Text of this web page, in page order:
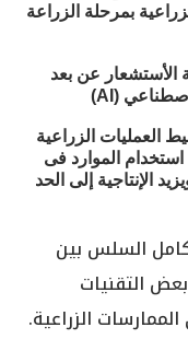
بمرحلة الزراعة
الأستشعار عن بعد
(
AI
)
العمليات الزراعية
الموارد فى
الإنتاجية إلى الحد
السلس بين
التقنيات
الزراعية.